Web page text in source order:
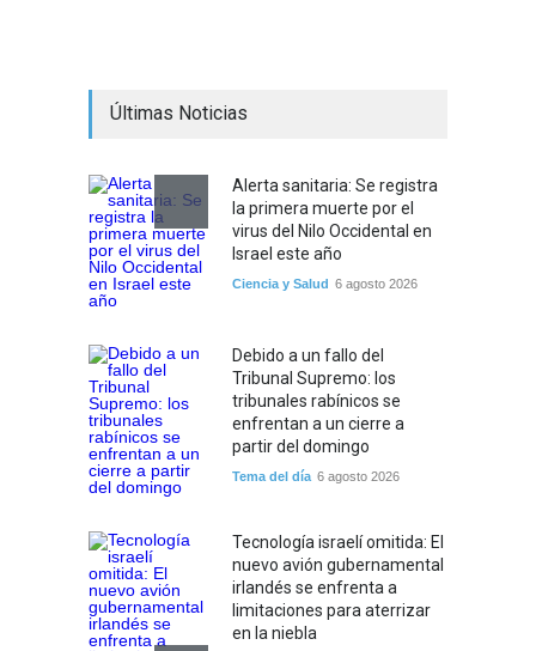
Últimas Noticias
Alerta sanitaria: Se registra
la primera muerte por el
virus del Nilo Occidental en
Israel este año
Ciencia y Salud 6 agosto 2026
Debido a un fallo del
Tribunal Supremo: los
tribunales rabínicos se
enfrentan a un cierre a
partir del domingo
Tema del día 6 agosto 2026
Tecnología israelí omitida: El
nuevo avión gubernamental
irlandés se enfrenta a
limitaciones para aterrizar
en la niebla